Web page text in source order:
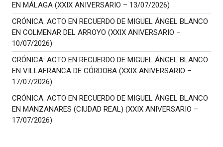
EN MÁLAGA (XXIX ANIVERSARIO – 13/07/2026)
CRÓNICA: ACTO EN RECUERDO DE MIGUEL ÁNGEL BLANCO
EN COLMENAR DEL ARROYO (XXIX ANIVERSARIO –
10/07/2026)
CRÓNICA: ACTO EN RECUERDO DE MIGUEL ÁNGEL BLANCO
EN VILLAFRANCA DE CÓRDOBA (XXIX ANIVERSARIO –
17/07/2026)
CRÓNICA: ACTO EN RECUERDO DE MIGUEL ÁNGEL BLANCO
EN MANZANARES (CIUDAD REAL) (XXIX ANIVERSARIO –
17/07/2026)